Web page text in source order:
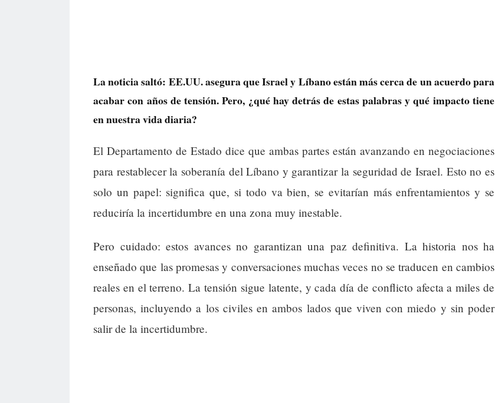
La noticia saltó: EE.UU. asegura que Israel y Líbano están más cerca de un acuerdo para
acabar con años de tensión. Pero, ¿qué hay detrás de estas palabras y qué impacto tiene
en nuestra vida diaria?
El Departamento de Estado dice que ambas partes están avanzando en negociaciones
para restablecer la soberanía del Líbano y garantizar la seguridad de Israel. Esto no es
solo un papel: significa que, si todo va bien, se evitarían más enfrentamientos y se
reduciría la incertidumbre en una zona muy inestable.
Pero cuidado: estos avances no garantizan una paz definitiva. La historia nos ha
enseñado que las promesas y conversaciones muchas veces no se traducen en cambios
reales en el terreno. La tensión sigue latente, y cada día de conflicto afecta a miles de
personas, incluyendo a los civiles en ambos lados que viven con miedo y sin poder
salir de la incertidumbre.